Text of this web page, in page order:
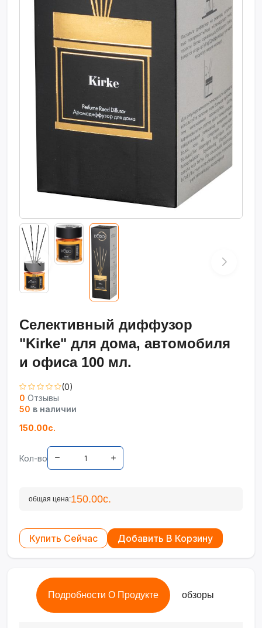
Селективный диффузор
"Kirke" для дома, автомобиля
и офиса 100 мл.
(0)
0 Отзывы
50 в наличии
150.00с.
Кол-во
общая цена:150.00с.
Купить Сейчас Добавить В Корзину
Подробности О Продукте обзоры